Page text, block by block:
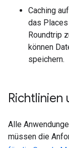
Caching
das
Roundtrip
können
speichern.
Richtlinien
Alle
müssen die